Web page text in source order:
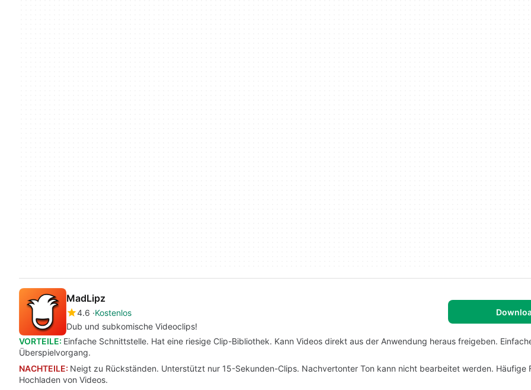
MadLipz
4.6 Kostenlos
Dub und subkomische Videoclips!
VORTEILE: Einfache Schnittstelle. Hat eine riesige Clip-Bibliothek. Kann Videos direkt aus der Anwendung heraus freigeben.
Überspielvorgang.
NACHTEILE: Neigt zu Rückständen. Unterstützt nur 15-Sekunden-Clips. Nachvertonter Ton kann nicht bearbeitet werden. Häufige
Hochladen von Videos.